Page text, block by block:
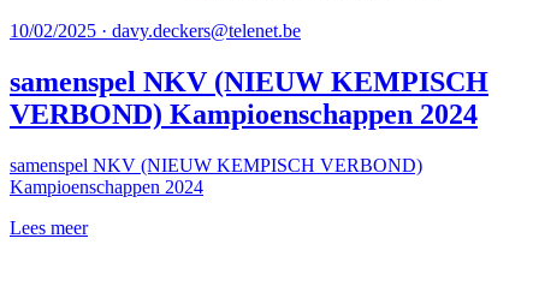
10/02/2025 · davy.deckers@telenet.be
samenspel NKV (NIEUW KEMPISCH
VERBOND) Kampioenschappen 2024
samenspel NKV (NIEUW KEMPISCH VERBOND)
Kampioenschappen 2024
Lees meer